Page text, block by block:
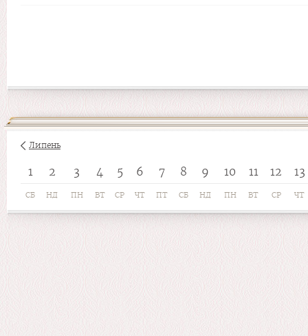
Липень
1 2 3 4 5 6 7 8 9 10 11 12 13
СБ НД ПН ВТ СР ЧТ ПТ СБ НД ПН ВТ СР ЧТ